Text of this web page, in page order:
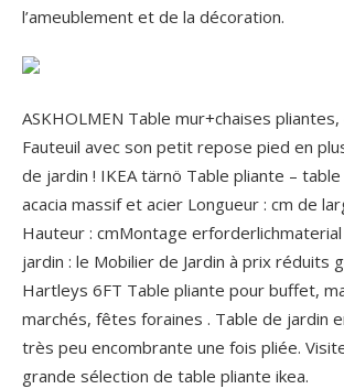
l’ameublement et de la décoration.
ASKHOLMEN Table mur+chaises
Fauteuil avec son petit repose pied en
de jardin ! IKEA tärnö Table pliante –
acacia massif et acier Longueur : cm de
Hauteur : cmMontage
jardin : le Mobilier de Jardin à prix réduits
Hartleys 6FT Table pliante pour buffet,
marchés, fêtes foraines . Table de jardin
très peu encombrante une fois pliée.
grande sélection de table pliante ikea.